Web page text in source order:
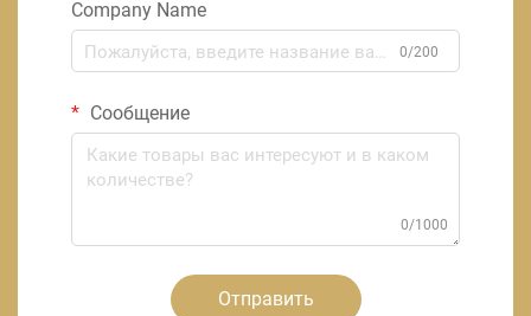
Company Name
0/200
Сообщение
0/1000
Отправить